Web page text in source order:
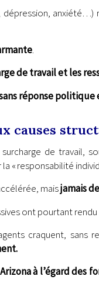
dépression,
.
de travail et les
réponse politique
causes
de travail,
« responsabilité
maisjamais
ont pourtant
craquent, sans
à l’égard des